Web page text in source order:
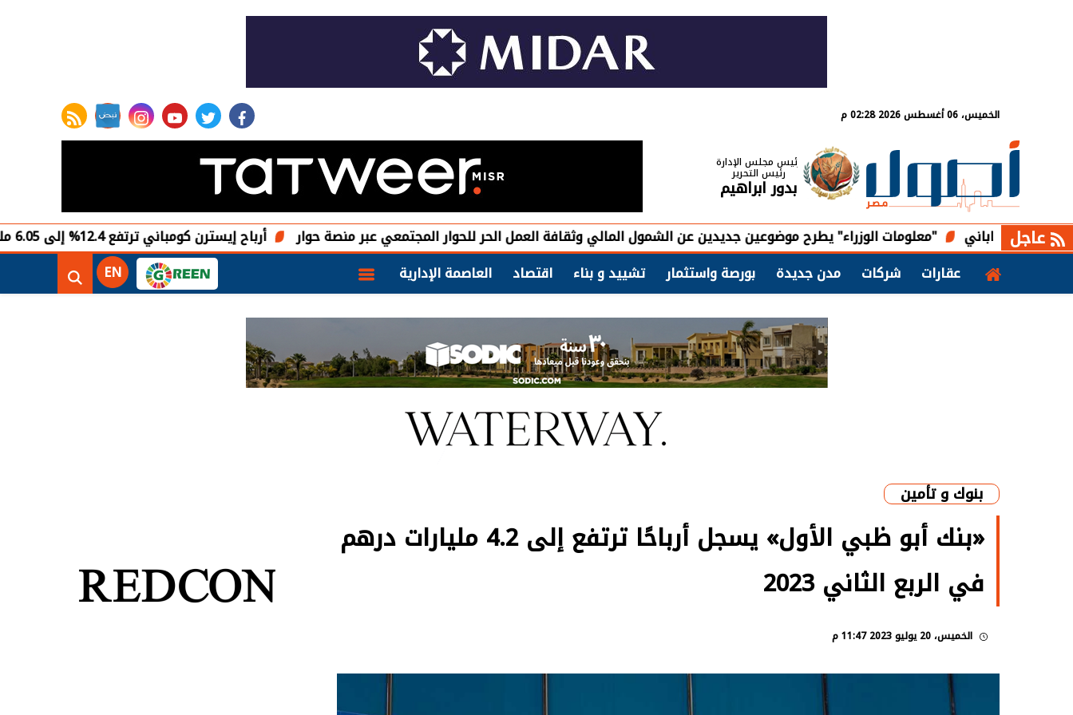
الخميس، 06 أغسطس 2026 02:28 م facebook
twitter
youtube
instagram
rss feed
رئيس مجلس الإدارة
رئيس التحرير
بدور ابراهيم
عاجل أرباح إيسترن كومباني ترتفع 12.4% إلى 6.05 مليار جنيه في النصف الأول من 2025-2026 "معلومات الوزراء" يطرح موضوعين جديدين عن الشمول المالي وثقافة العمل الحر للحوار المجتمعي عبر منصة حوار
عقارات
شركات مدن جديدة بورصة واستثمار تشييد و بناء اقتصاد العاصمة الإدارية EN
بنوك و تأمين
«بنك أبو ظبي الأول» يسجل أرباحًا ترتفع إلى 4.2 مليارات درهم
في الربع الثاني 2023
الخميس، 20 يوليو 2023 11:47 م